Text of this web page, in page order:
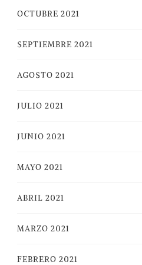
OCTUBRE 2021
SEPTIEMBRE 2021
AGOSTO 2021
JULIO 2021
JUNIO 2021
MAYO 2021
ABRIL 2021
MARZO 2021
FEBRERO 2021